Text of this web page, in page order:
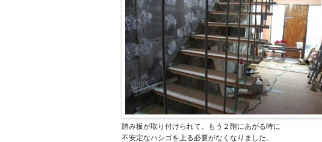
踏み板が取り付けられて、もう２階にあがる時に
不安定なハシゴを上る必要がなくなりました。